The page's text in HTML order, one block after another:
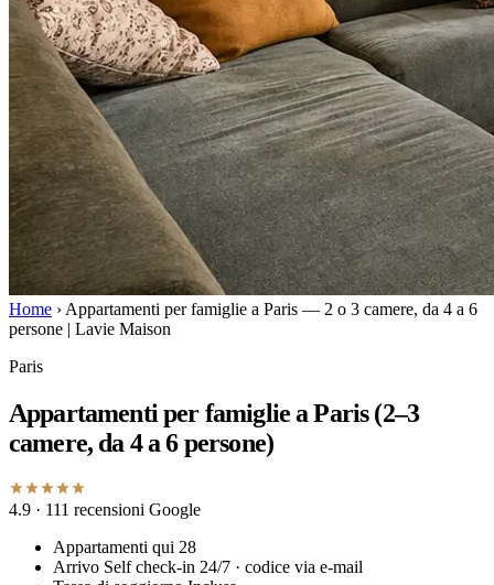
Home › Appartamenti per famiglie a Paris — 2 o 3 camere, da 4 a 6
persone | Lavie Maison
Paris
Appartamenti per famiglie a Paris (2–3
camere, da 4 a 6 persone)
4.9 · 111 recensioni Google
Appartamenti qui 28
Arrivo Self check-in 24/7 · codice via e-mail